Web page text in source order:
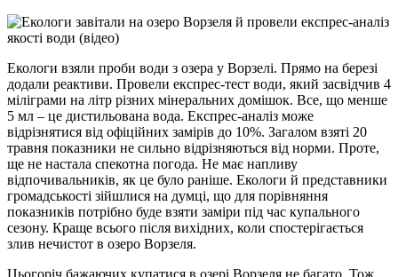
Екологи взяли проби води з озера у Ворзелі. Прямо на березі
додали реактиви. Провели експрес-тест води, який засвідчив 4
міліграми на літр різних мінеральних домішок. Все, що менше
5 мл – це дистильована вода. Експрес-аналіз може
відрізнятися від офіційних замірів до 10%. Загалом взяті 20
травня показники не сильно відрізняються від норми. Проте,
ще не настала спекотна погода. Не має напливу
відпочивальників, як це було раніше. Екологи й представники
громадськості зійшлися на думці, що для порівняння
показників потрібно буде взяти заміри під час купального
сезону. Краще всього після вихідних, коли спостерігається
злив нечистот в озеро Ворзеля.
Цьогоріч бажаючих купатися в озері Ворзеля не багато. Тож